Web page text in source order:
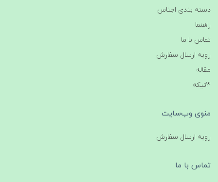
دسته بندی اجناس
راهنما
تماس با ما
رویه ارسال سفارش
مقاله
3تیکه
منوی وب‌سایت
رویه ارسال سفارش
تماس با ما